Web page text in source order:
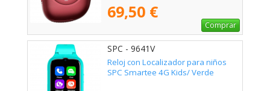
69,50 €
Comprar
SPC - 9641V
Reloj con Localizador para niños
SPC Smartee 4G Kids/ Verde